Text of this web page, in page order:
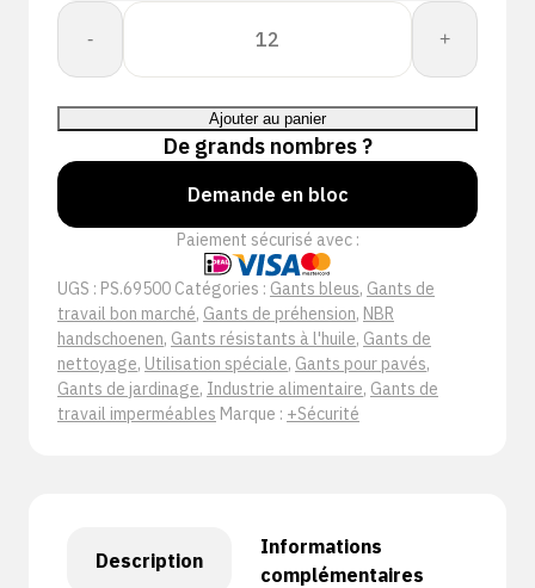
-
quantité
+Safety®
500
Allround
NBR
+
Ajouter au panier
De grands nombres ?
Demande en bloc
Paiement sécurisé avec :
UGS : PS.69500 Catégories : Gants bleus, Gants de
travail bon marché, Gants de préhension, NBR
handschoenen, Gants résistants à l'huile, Gants de
nettoyage, Utilisation spéciale, Gants pour pavés,
Gants de jardinage, Industrie alimentaire, Gants de
travail imperméables Marque : +Sécurité
Description
Informations
complémentaires